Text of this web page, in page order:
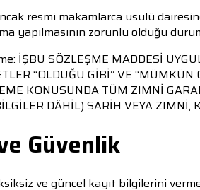
resmi makamlarca usulü
yapılmasının zorunlu olduğu
İŞBU SÖZLEŞME MADDESİ
“OLDUĞU GİBİ” VE
KONUSUNDA TÜM ZIMNİ
DÂHİL) SARİH VEYA
Güvenlik
ve güncel kayıt bilgilerini